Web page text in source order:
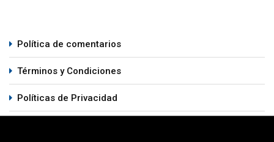
Política de comentarios
Términos y Condiciones
Políticas de Privacidad